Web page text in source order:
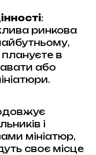
:
ринкова
в
або
і
мініатюр,
своє місце